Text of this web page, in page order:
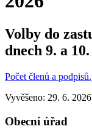
Volby do
dnech 9. a
Počet členů a
Vyvěšeno: 29. 6. 2026
Obecní úřad